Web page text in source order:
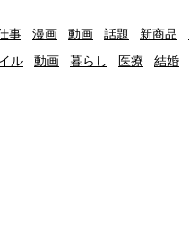
事 漫画 動画 話題 新商品
ル 動画 暮らし 医療 結婚